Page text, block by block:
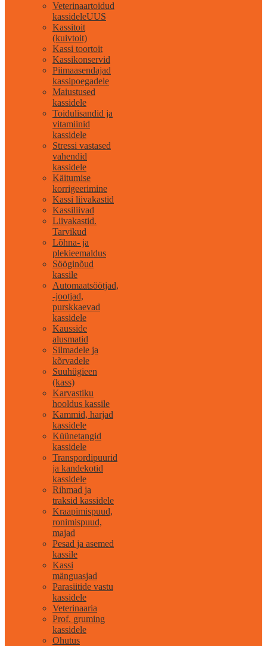
Veterinaartoidud
kassideleUUS
Kassitoit
(kuivtoit)
Kassi toortoit
Kassikonservid
Piimaasendajad
kassipoegadele
Maiustused
kassidele
Toidulisandid ja
vitamiinid
kassidele
Stressi vastased
vahendid
kassidele
Käitumise
korrigeerimine
Kassi liivakastid
Kassiliivad
Liivakastid.
Tarvikud
Lõhna- ja
plekieemaldus
Sööginõud
kassile
Automaatsöötjad,
-jootjad,
purskkaevad
kassidele
Kausside
alusmatid
Silmadele ja
kõrvadele
Suuhügieen
(kass)
Karvastiku
hooldus kassile
Kammid, harjad
kassidele
Küünetangid
kassidele
Transpordipuurid
ja kandekotid
kassidele
Rihmad ja
traksid kassidele
Kraapimispuud,
ronimispuud,
majad
Pesad ja asemed
kassile
Kassi
mänguasjad
Parasiitide vastu
kassidele
Veterinaaria
Prof. gruming
kassidele
Ohutus